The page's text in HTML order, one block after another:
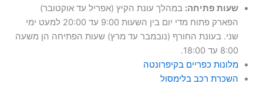
שעות פתיחה: במהלך עונת הקיץ (אפריל עד אוקטובר)
הפארק פתוח מדי יום בין השעות 9:00 עד 20:00 למעט ימי
שני. בעונת החורף (נובמבר עד מרץ) שעות הפתיחה הן משעה
8:00 עד 18:00.
מלונות כפריים בקיפרונטה
השכרת רכב בלימסול